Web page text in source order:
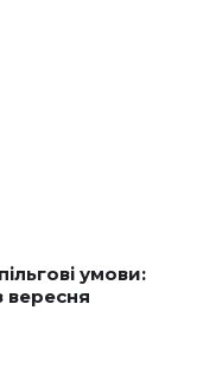
умови:
вересня